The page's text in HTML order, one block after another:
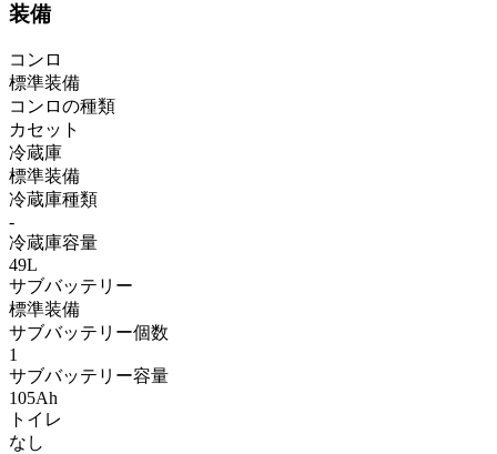
装備
コンロ
標準装備
コンロの種類
カセット
冷蔵庫
標準装備
冷蔵庫種類
-
冷蔵庫容量
49L
サブバッテリー
標準装備
サブバッテリー個数
1
サブバッテリー容量
105Ah
トイレ
なし